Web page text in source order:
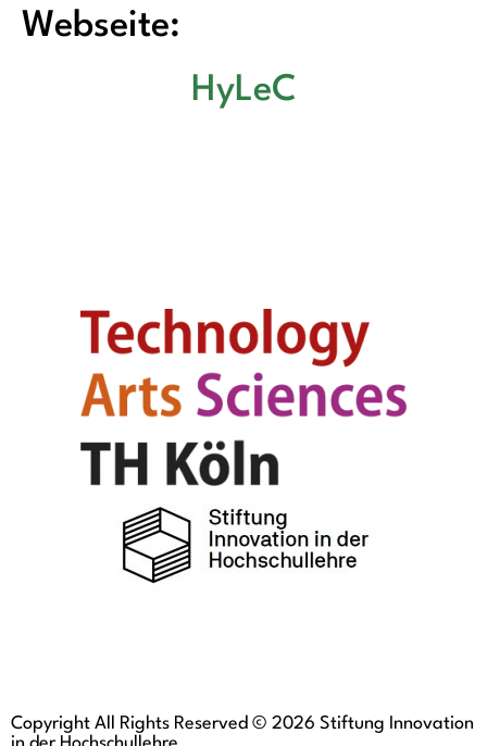
Webseite:
HyLeC
Copyright All Rights Reserved © 2026 Stiftung Innovation